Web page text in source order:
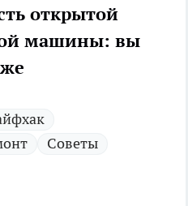
открытой
машины: вы
Советы